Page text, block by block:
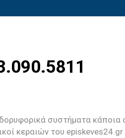
συστήματα
κεραιών του